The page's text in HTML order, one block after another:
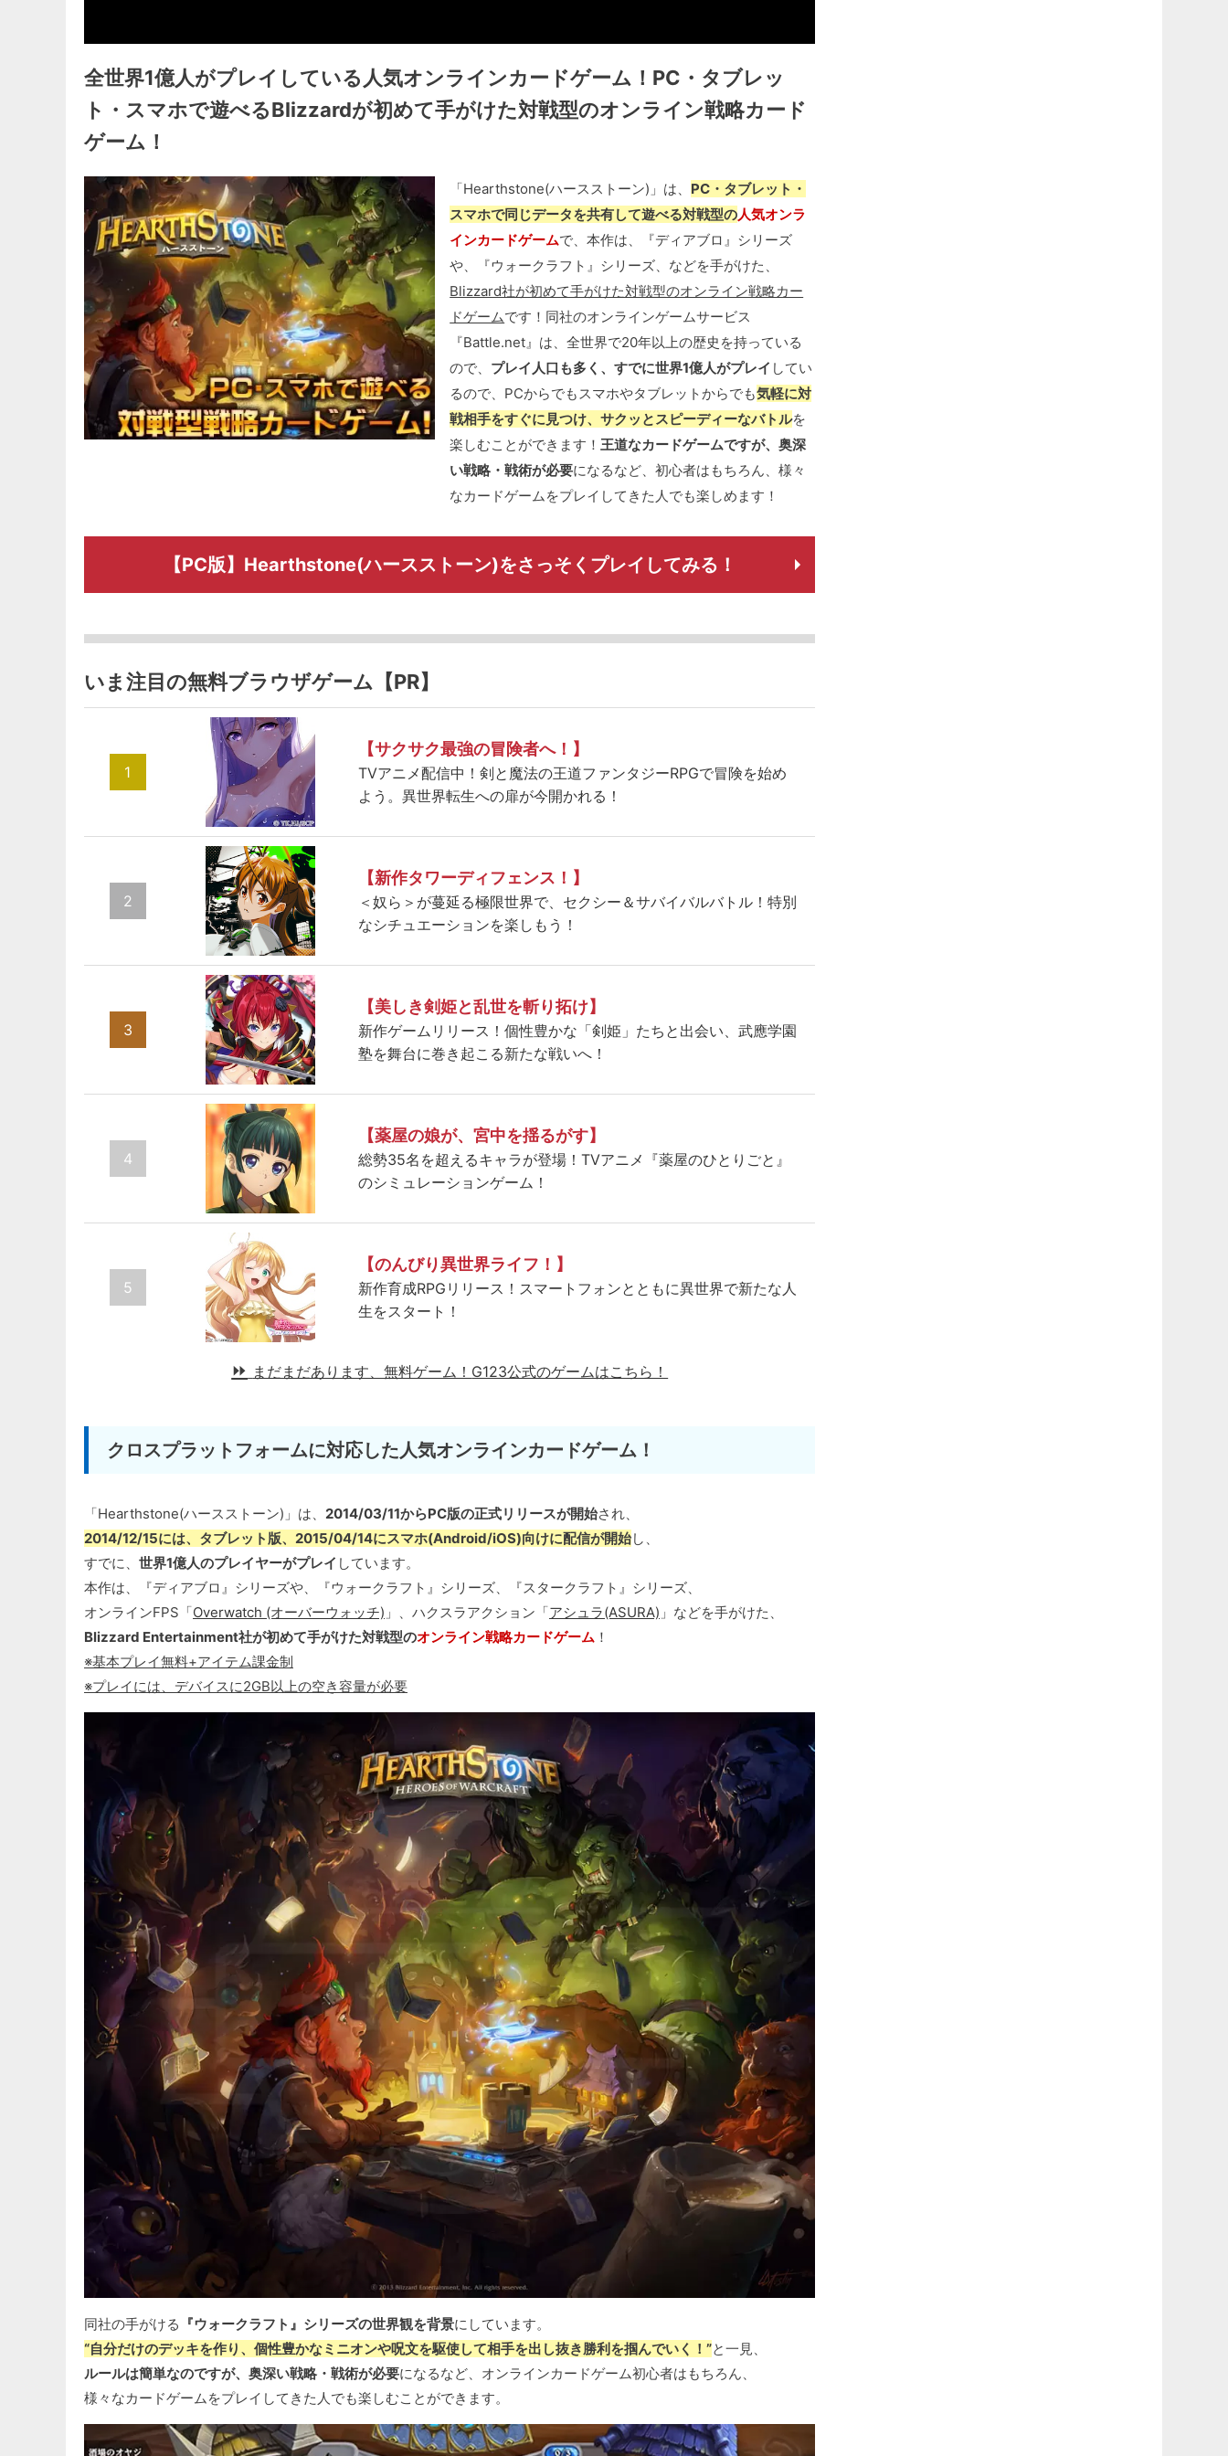
全世界1億人がプレイしている人気オンラインカードゲーム！PC・タブレッ
ト・スマホで遊べるBlizzardが初めて手がけた対戦型のオンライン戦略カード
ゲーム！
「Hearthstone(ハースストーン)」は、 PC・タブレット・
スマホで同じデータを共有して遊べる対戦型の人気オンラ
インカードゲームで、本作は、『ディアブロ』シリーズ
や、『ウォークラフト』シリーズ、などを手がけた、
Blizzard社が初めて手がけた対戦型のオンライン戦略カー
ドゲームです！同社のオンラインゲームサービス
『Battle.net』は、全世界で20年以上の歴史を持っている
ので、 プレイ人口も多く、すでに世界1億人がプレイ してい
るので、PCからでもスマホやタブレットからでも気軽に対
戦相手をすぐに見つけ、サクッとスピーディーなバトルを
楽しむことができます！王道なカードゲームですが、奥深
い戦略・戦術が必要になるなど、初心者はもちろん、様々
なカードゲームをプレイしてきた人でも楽しめます！
【PC版】Hearthstone(ハースストーン)をさっそくプレイしてみる！
いま注目の無料ブラウザゲーム【PR】
1
【サクサク最強の冒険者へ！】
TVアニメ配信中！剣と魔法の王道ファンタジーRPGで冒険を始め
よう。異世界転生への扉が今開かれる！
2
【新作タワーディフェンス！】
＜奴ら＞が蔓延る極限世界で、セクシー＆サバイバルバトル！特別
なシチュエーションを楽しもう！
3
【美しき剣姫と乱世を斬り拓け】
新作ゲームリリース！個性豊かな「剣姫」たちと出会い、武應学園
塾を舞台に巻き起こる新たな戦いへ！
4
【薬屋の娘が、宮中を揺るがす】
総勢35名を超えるキャラが登場！TVアニメ『薬屋のひとりごと』
のシミュレーションゲーム！
5
【のんびり異世界ライフ！】
新作育成RPGリリース！スマートフォンとともに異世界で新たな人
生をスタート！
まだまだあります、無料ゲーム！ G123公式のゲームはこちら！
クロスプラットフォームに対応した人気オンラインカードゲーム！
「Hearthstone(ハースストーン)」は、 2014/03/11からPC版の正式リリースが開始され、
2014/12/15には、タブレット版、2015/04/14にスマホ(Android/iOS)向けに配信が開始し、
すでに、 世界1億人のプレイヤーがプレイ しています。
本作は、『ディアブロ』シリーズや、『ウォークラフト』シリーズ、『スタークラフト』シリーズ、
オンラインFPS「Overwatch (オーバーウォッチ) 」、ハクスラアクション「アシュラ(ASURA) 」などを手がけた、
Blizzard Entertainment社が初めて手がけた対戦型のオンライン戦略カードゲーム ！
※基本プレイ無料+アイテム課金制
※プレイには、デバイスに2GB以上の空き容量が必要
同社の手がける 『ウォークラフト』シリーズの世界観を背景にしています。
“自分だけのデッキを作り、個性豊かなミニオンや呪文を駆使して相手を出し抜き勝利を掴んでいく！”と一見、
ルールは簡単なのですが、奥深い戦略・戦術が必要になるなど、オンラインカードゲーム初心者はもちろん、
様々なカードゲームをプレイしてきた人でも楽しむことができます。